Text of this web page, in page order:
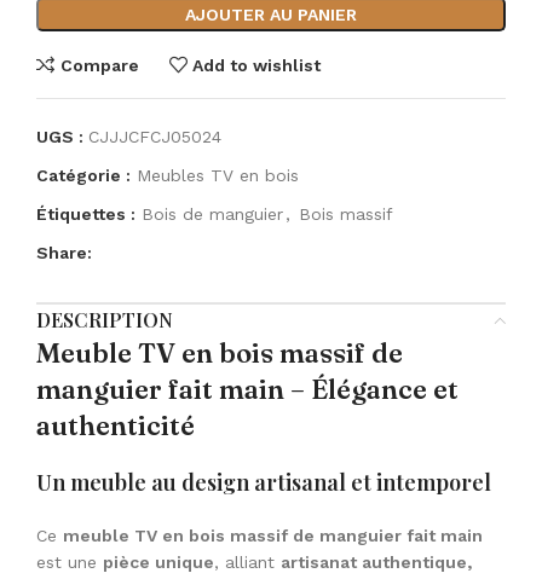
AJOUTER AU PANIER
Compare Add to wishlist
UGS : CJJJCFCJ05024
Catégorie : Meubles TV en bois
Étiquettes : Bois de manguier,
Bois massif
Share:
DESCRIPTION
Meuble TV en bois massif de
manguier fait main – Élégance et
authenticité
Un meuble au design artisanal et intemporel
Ce meuble TV en bois massif de manguier fait main
est une pièce unique, alliant artisanat authentique,